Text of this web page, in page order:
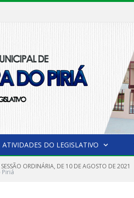
ATIVIDADES DO LEGISLATIVO
ORDINÁRIA, DE 10 DE AGOSTO DE 2021